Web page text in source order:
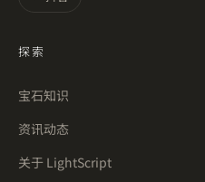
探索
宝石知识
资讯动态
关于 LightScript